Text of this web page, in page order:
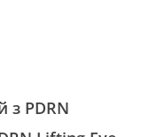
з PDRN